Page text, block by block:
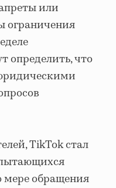
или
ограничения
определить, что
TikTok стал
мере обращения